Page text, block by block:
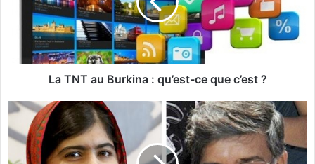
n
La TNT au Burkina : qu’est-ce que c’est ?
e
P